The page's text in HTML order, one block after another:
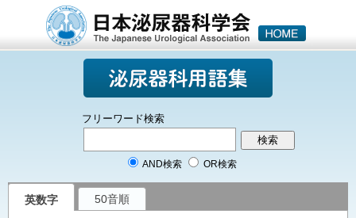
AND検索 OR検索
フリーワード検索
英数字 50音順